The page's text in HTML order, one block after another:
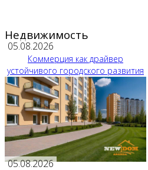
Недвижимость
05.08.2026
Коммерция как драйвер
устойчивого городского развития
05.08.2026